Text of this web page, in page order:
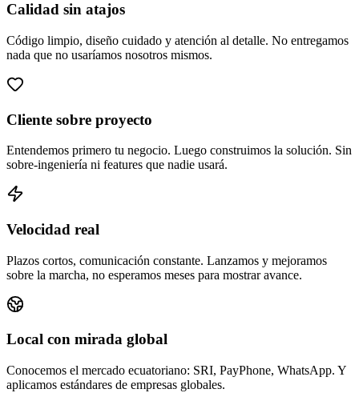
Calidad sin atajos
Código limpio, diseño cuidado y atención al detalle. No entregamos
nada que no usaríamos nosotros mismos.
Cliente sobre proyecto
Entendemos primero tu negocio. Luego construimos la solución. Sin
sobre-ingeniería ni features que nadie usará.
Velocidad real
Plazos cortos, comunicación constante. Lanzamos y mejoramos
sobre la marcha, no esperamos meses para mostrar avance.
Local con mirada global
Conocemos el mercado ecuatoriano: SRI, PayPhone, WhatsApp. Y
aplicamos estándares de empresas globales.